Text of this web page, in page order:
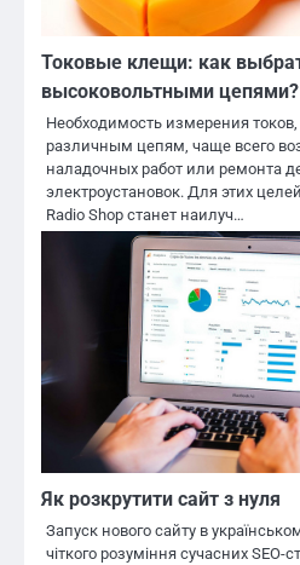
Токовые клещи: как
высоковольтными цепями?
Необходимость измерения
различным цепям, чаще всего
наладочных работ или ремонта
электроустановок. Для этих
Radio Shop станет наилуч…
Як розкрутити сайт з нуля
Запуск нового сайту в
чіткого розуміння сучасних SEO-